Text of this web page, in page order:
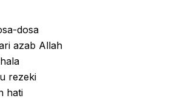
dosa
azab Allah
rezeki
hati